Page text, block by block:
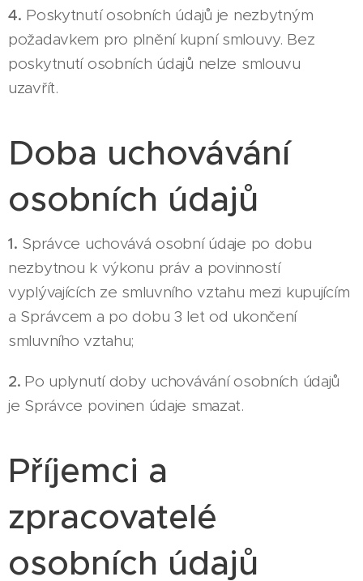
4. Poskytnutí osobních údajů je nezbytným
požadavkem pro plnění kupní smlouvy. Bez
poskytnutí osobních údajů nelze smlouvu
uzavřít.
Doba uchovávání
osobních údajů
1. Správce uchovává osobní údaje po dobu
nezbytnou k výkonu práv a povinností
vyplývajících ze smluvního vztahu mezi kupujícím
a Správcem a po dobu 3 let od ukončení
smluvního vztahu;
2. Po uplynutí doby uchovávání osobních údajů
je Správce povinen údaje smazat.
Příjemci a
zpracovatelé
osobních údajů